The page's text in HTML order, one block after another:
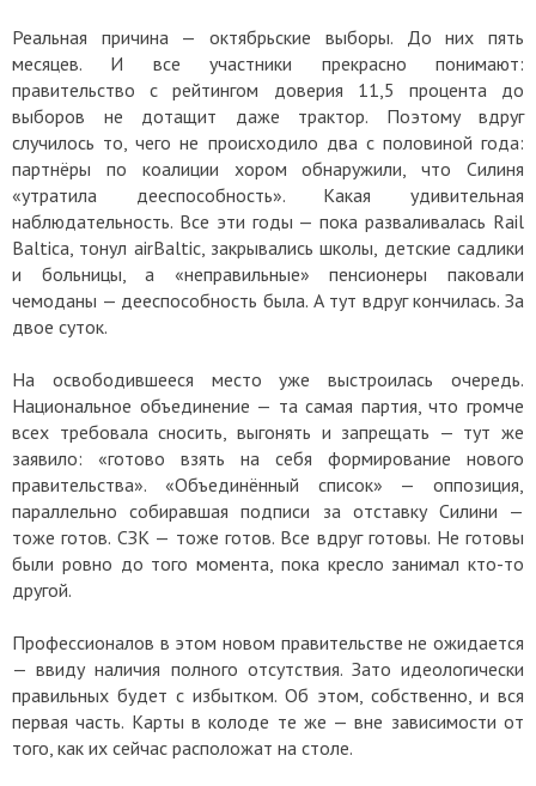
Реальная причина — октябрьские выборы. До них пять
месяцев. И все участники прекрасно понимают:
правительство с рейтингом доверия 11,5 процента до
выборов не дотащит даже трактор. Поэтому вдруг
случилось то, чего не происходило два с половиной года:
партнёры по коалиции хором обнаружили, что Силиня
«утратила дееспособность». Какая удивительная
наблюдательность. Все эти годы — пока разваливалась Rail
Baltica, тонул airBaltic, закрывались школы, детские садлики
и больницы, а «неправильные» пенсионеры паковали
чемоданы — дееспособность была. А тут вдруг кончилась. За
двое суток.
На освободившееся место уже выстроилась очередь.
Национальное объединение — та самая партия, что громче
всех требовала сносить, выгонять и запрещать — тут же
заявило: «готово взять на себя формирование нового
правительства». «Объединённый список» — оппозиция,
параллельно собиравшая подписи за отставку Силини —
тоже готов. СЗК — тоже готов. Все вдруг готовы. Не готовы
были ровно до того момента, пока кресло занимал кто-то
другой.
Профессионалов в этом новом правительстве не ожидается
— ввиду наличия полного отсутствия. Зато идеологически
правильных будет с избытком. Об этом, собственно, и вся
первая часть. Карты в колоде те же — вне зависимости от
того, как их сейчас расположат на столе.